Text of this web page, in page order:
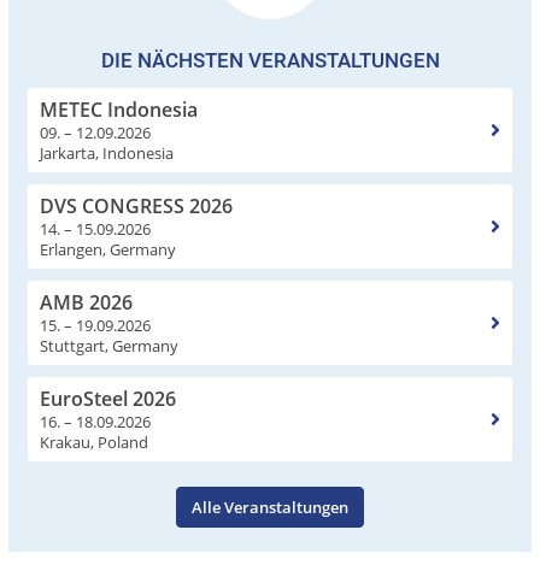
DIE NÄCHSTEN VERANSTALTUNGEN
METEC Indonesia
09. – 12.09.2026
Jarkarta, Indonesia
DVS CONGRESS 2026
14. – 15.09.2026
Erlangen, Germany
AMB 2026
15. – 19.09.2026
Stuttgart, Germany
EuroSteel 2026
16. – 18.09.2026
Krakau, Poland
Alle Veranstaltungen